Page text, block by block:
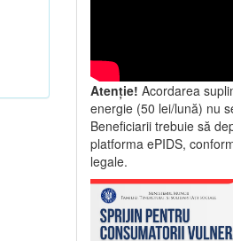
Atenție! Acordarea
energie (50 lei/lună) nu
Beneficiarii trebuie să
platforma ePIDS,
legale.